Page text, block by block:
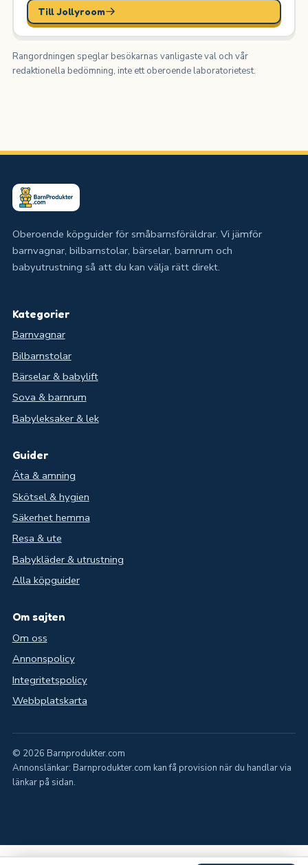
Till Jollyroom
Rangordningen speglar besökarnas vanligaste val och vår
redaktionella bedömning, inte ett oberoende laboratorietest.
Oberoende köpguider för småbarnsföräldrar. Vi jämför
barnvagnar, bilbarnstolar, bärselar, barnrum och
babyutrustning så att du kan välja rätt direkt.
Kategorier
Barnvagnar
Bilbarnstolar
Bärselar & babylift
Sova & barnrum
Babyleksaker & lek
Guider
Äta & amning
Skötsel & hygien
Säkerhet hemma
Resa & ute
Babykläder & utrustning
Alla köpguider
Om sajten
Om oss
Annonspolicy
Integritetspolicy
Webbplatskarta
© 2026 Barnprodukter.com
Annonslänkar: Barnprodukter.com kan få provision när du handlar via
länkar på sidan.